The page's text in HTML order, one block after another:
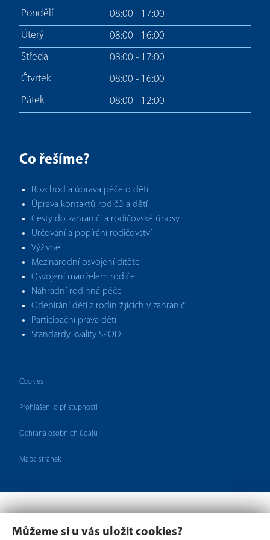
Pondělí 08:00 - 17:00
Úterý 08:00 - 16:00
Středa 08:00 - 17:00
Čtvrtek 08:00 - 16:00
Pátek 08:00 - 12:00
Co řešíme?
Rozchod a úprava péče o děti
Úprava kontaktů rodičů a dětí
Cesty do zahraničí a rodičovské únosy
Určování a popírání rodičovství
Výživné
Mezinárodní osvojení dítěte
Osvojení manželem rodiče
Náhradní rodinná péče
Odebírání dětí z rodin žijících v zahraničí
Participační práva dětí
Standardy kvality SPOD
Cookies
Prohlášení o přístupnosti
Ochrana osobních údajů
Mapa stránek
Můžeme si u vás uložit cookies?